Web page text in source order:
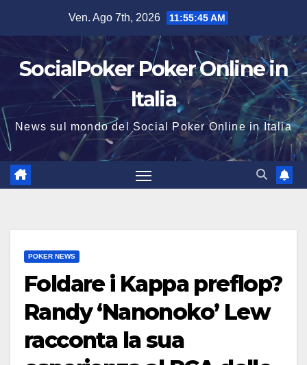
contenuto
Ven. Ago 7th, 2026 11:55:46 AM
SocialPoker Poker Online in
Italia
News sul mondo del Social Poker Online in Italia
POKER NEWS
Foldare i Kappa preflop?
Randy ‘Nanonoko’ Lew
racconta la sua